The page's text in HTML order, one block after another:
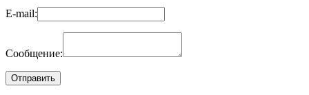
E-mail:
Сообщение: